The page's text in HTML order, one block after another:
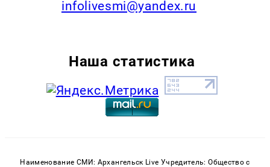
infolivesmi@yandex.ru
Наша статистика
Наименование СМИ: Архангельск Live Учредитель: Общество с